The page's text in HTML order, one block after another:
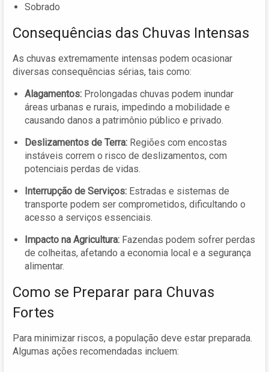
Sobrado
Consequências das Chuvas Intensas
As chuvas extremamente intensas podem ocasionar
diversas consequências sérias, tais como:
Alagamentos: Prolongadas chuvas podem inundar
áreas urbanas e rurais, impedindo a mobilidade e
causando danos a patrimônio público e privado.
Deslizamentos de Terra: Regiões com encostas
instáveis correm o risco de deslizamentos, com
potenciais perdas de vidas.
Interrupção de Serviços: Estradas e sistemas de
transporte podem ser comprometidos, dificultando o
acesso a serviços essenciais.
Impacto na Agricultura: Fazendas podem sofrer perdas
de colheitas, afetando a economia local e a segurança
alimentar.
Como se Preparar para Chuvas
Fortes
Para minimizar riscos, a população deve estar preparada.
Algumas ações recomendadas incluem: